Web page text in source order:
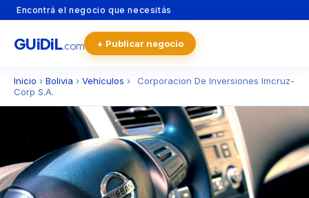
Encontrá el negocio que necesitás
GUiDiL.com + Publicar negocio
Inicio › Bolivia › Vehículos ›
Corporacion De Inversiones Imcruz-
Corp S.A.